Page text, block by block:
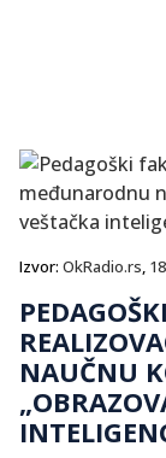
Izvor: OkRadio.rs,
NAUČNU